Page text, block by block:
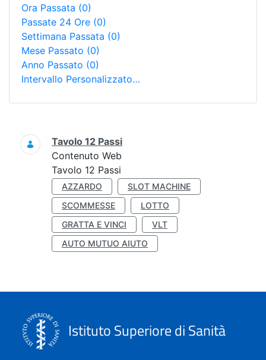
Ora Passata (0)
Passate 24 Ore (0)
Settimana Passata (0)
Mese Passato (0)
Anno Passato (0)
Intervallo Personalizzato…
Ricerca
Tavolo 12 Passi
Contenuto Web
Tavolo 12 Passi
AZZARDO
SLOT MACHINE
SCOMMESSE
LOTTO
GRATTA E VINCI
VLT
AUTO MUTUO AIUTO
Istituto Superiore di Sanità